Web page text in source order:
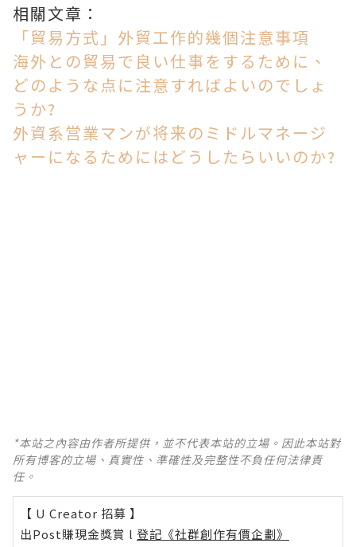
相關文章：
「貿易方式」外貿工作的幾個注意事項
海外との貿易で良い仕事をするために、
どのような点に注意すればよいのでしょ
うか?
外資系営業マンが将来のミドルマネージ
ャーになるためにはどうしたらいいのか?
*本站之內容由作者所提供，並不代表本站的立場。因此本站對
所有博客的立場、真實性、準確性及完整性不負任何法律責
任。
【 U Creator 招募 】
出Post賺現金獎賞 l 登記《社群創作有價企劃》